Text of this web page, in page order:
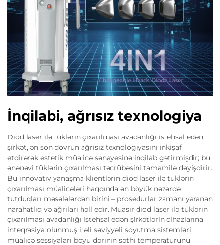
İnqilabi, ağrısız texnologiya
Diod laser ilə tüklərin çıxarılması avadanlığı istehsal edən
şirkət, ən son dövrün ağrısız texnologiyasını inkişaf
etdirərək estetik müalicə sənayesinə inqilab gətirmişdir; bu,
ənənəvi tüklərin çıxarılması təcrübəsini tamamilə dəyişdirir.
Bu innovativ yanaşma klientlərin diod laser ilə tüklərin
çıxarılması müalicələri haqqında ən böyük nəzərdə
tutduqları məsələlərdən birini – prosedurlar zamanı yaranan
narahatlıq və ağrıları həll edir. Müasir diod laser ilə tüklərin
çıxarılması avadanlığı istehsal edən şirkətlərin cihazlarına
inteqrasiya olunmuş irəli səviyyəli soyutma sistemləri,
müalicə sessiyaları boyu dərinin səthi temperaturunu